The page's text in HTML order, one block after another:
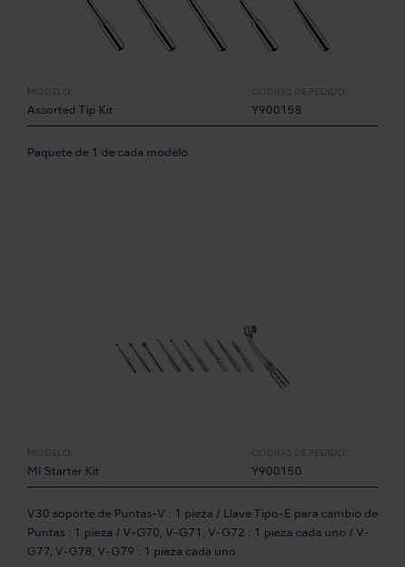
MODELO:
Assorted Tip Kit
CÓDIGO DE PEDIDO:
Y900158
Paquete de 1 de cada modelo
MODELO:
MI Starter Kit
CÓDIGO DE PEDIDO:
Y900150
V30 soporte de Puntas-V : 1 pieza / Llave Tipo-E para cambio de
Puntas : 1 pieza / V-G70, V-G71, V-G72 : 1 pieza cada uno / V-
G77, V-G78, V-G79 : 1 pieza cada uno